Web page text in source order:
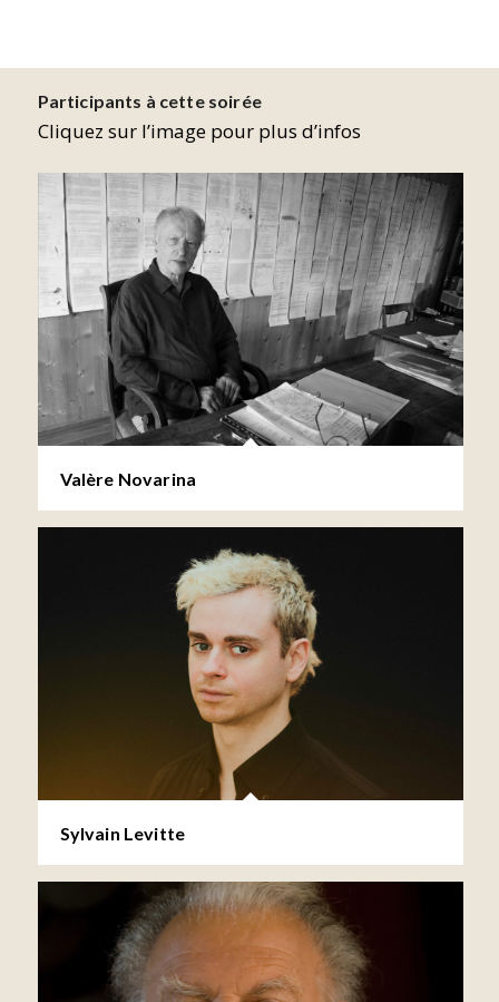
Participants à cette soirée
Cliquez sur l’image pour plus d’infos
Valère Novarina
Sylvain Levitte